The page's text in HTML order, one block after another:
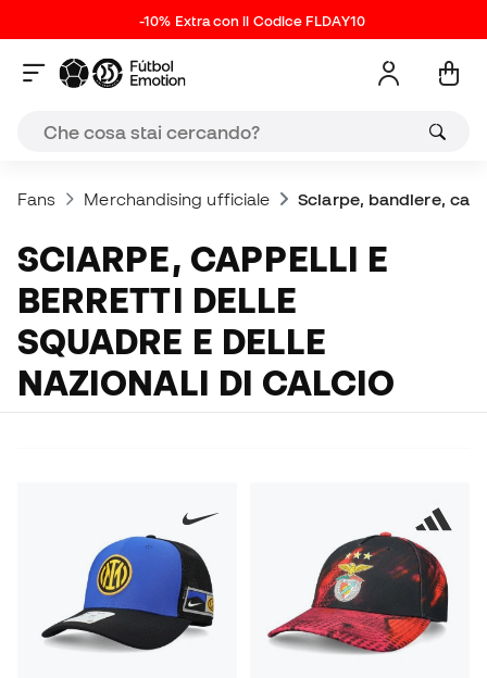
-10% Extra con il Codice FLDAY10
Fans Merchandising ufficiale Sciarpe, bandiere,
SCIARPE, CAPPELLI E
BERRETTI DELLE
SQUADRE E DELLE
NAZIONALI DI CALCIO